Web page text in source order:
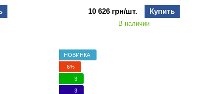
10 626 грн/шт.
Купить
В наличии
НОВИНКА
−6%
3
3